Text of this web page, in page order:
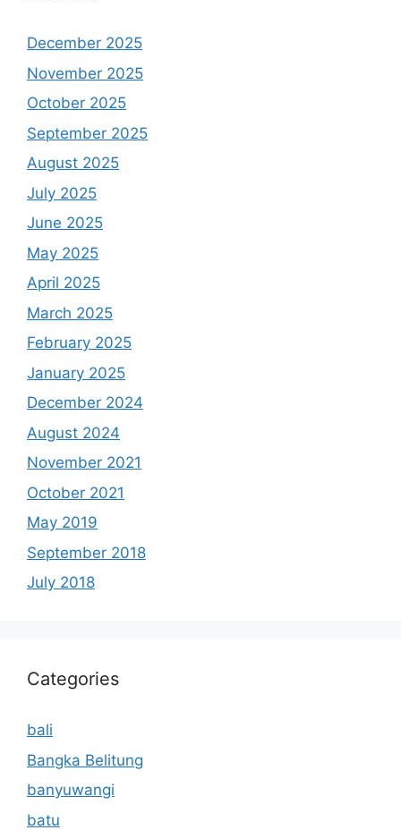
December 2025
November 2025
October 2025
September 2025
August 2025
July 2025
June 2025
May 2025
April 2025
March 2025
February 2025
January 2025
December 2024
August 2024
November 2021
October 2021
May 2019
September 2018
July 2018
Categories
bali
Bangka Belitung
banyuwangi
batu